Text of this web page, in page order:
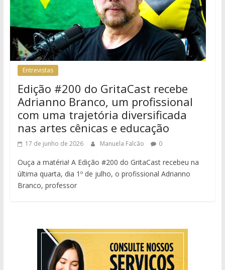
Entrevistas
Edição #200 do GritaCast recebe
Adrianno Branco, um profissional
com uma trajetória diversificada
nas artes cênicas e educação
17 de junho de 2026 Manuela Falcão 0
Ouça a matéria! A Edição #200 do GritaCast recebeu na
última quarta, dia 1º de julho, o profissional Adrianno
Branco, professor